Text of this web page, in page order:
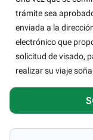
trámite sea
enviada a la
electrónico que
solicitud de visado,
realizar su viaje